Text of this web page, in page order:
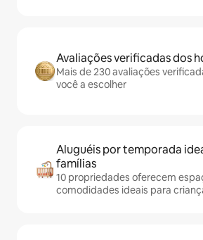
Avaliações verificadas dos
Mais de 230 avaliações
você a escolher
Aluguéis por temporada
famílias
10 propriedades oferecem
comodidades ideais para